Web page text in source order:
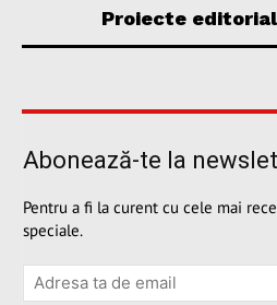
Proiecte
Abonează-te la
Pentru a fi la curent cu cele mai
speciale.